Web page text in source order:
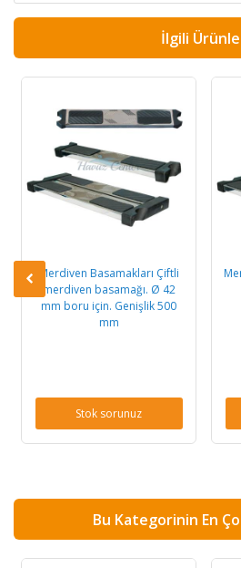
İlgili
Merdiven Basamakları Çiftli
merdiven basamağı. Ø 42
mm boru için. Genişlik 500
mm
Stok sorunuz
Bu Kategorinin En